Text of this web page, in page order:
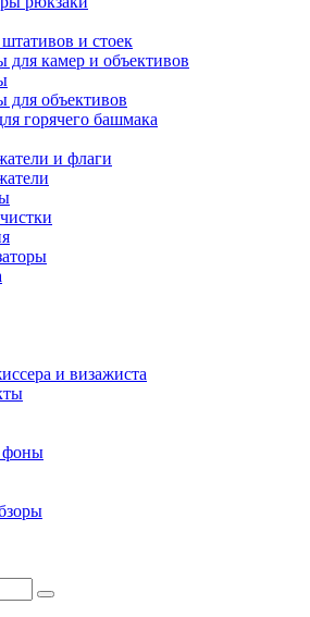
и стоек
для камер и объективов
для объективов
горячего башмака
и флаги
и визажиста
фоны